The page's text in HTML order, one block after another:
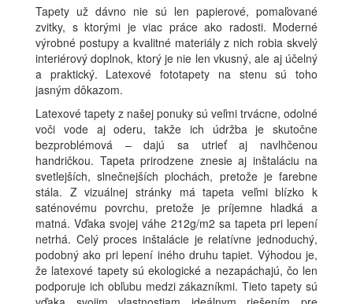
Tapety už dávno nie sú len papierové, pomaľované
zvitky, s ktorými je viac práce ako radosti. Moderné
výrobné postupy a kvalitné materiály z nich robia skvelý
interiérový doplnok, ktorý je nie len vkusný, ale aj účelný
a praktický. Latexové fototapety na stenu sú toho
jasným dôkazom.
Latexové tapety z našej ponuky sú veľmi trvácne, odolné
voči vode aj oderu, takže ich údržba je skutočne
bezproblémová – dajú sa utrieť aj navlhčenou
handričkou. Tapeta prirodzene znesie aj inštaláciu na
svetlejších, slnečnejších plochách, pretože je farebne
stála. Z vizuálnej stránky má tapeta veľmi blízko k
saténovému povrchu, pretože je príjemne hladká a
matná. Vďaka svojej váhe 212g/m2 sa tapeta pri lepení
netrhá. Celý proces inštalácie je relatívne jednoduchý,
podobný ako pri lepení iného druhu tapiet. Výhodou je,
že latexové tapety sú ekologické a nezapáchajú, čo len
podporuje ich obľubu medzi zákazníkmi. Tieto tapety sú